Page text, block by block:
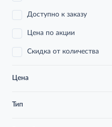
Доступно к заказу
Цена по акции
Скидка от количества
Цена
Тип